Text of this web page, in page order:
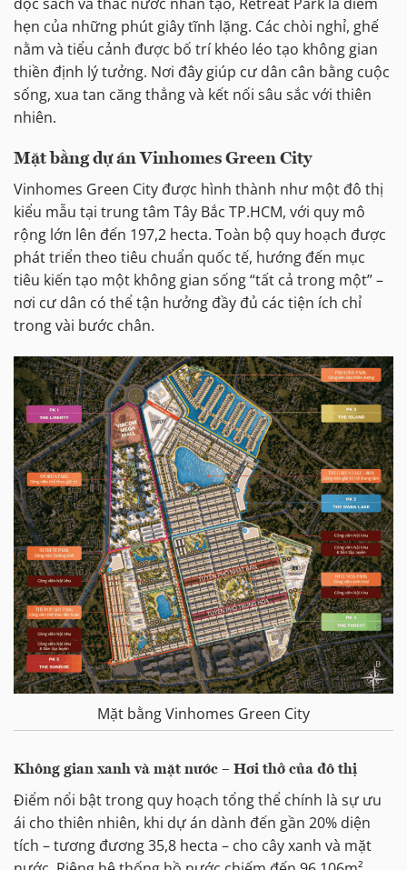
hẹn của những phút giây tĩnh lặng. Các chòi nghỉ, ghế
nằm và tiểu cảnh được bố trí khéo léo tạo không gian
thiền định lý tưởng. Nơi đây giúp cư dân cân bằng cuộc
sống, xua tan căng thẳng và kết nối sâu sắc với thiên
nhiên.
Mặt bằng dự án Vinhomes Green City
Vinhomes Green City được hình thành như một đô thị
kiểu mẫu tại trung tâm Tây Bắc TP.HCM, với quy mô
rộng lớn lên đến 197,2 hecta. Toàn bộ quy hoạch được
phát triển theo tiêu chuẩn quốc tế, hướng đến mục
tiêu kiến tạo một không gian sống “tất cả trong một” –
nơi cư dân có thể tận hưởng đầy đủ các tiện ích chỉ
trong vài bước chân.
Mặt bằng Vinhomes Green City
Không gian xanh và mặt nước – Hơi thở của đô thị
Điểm nổi bật trong quy hoạch tổng thể chính là sự ưu
ái cho thiên nhiên, khi dự án dành đến gần 20% diện
tích – tương đương 35,8 hecta – cho cây xanh và mặt